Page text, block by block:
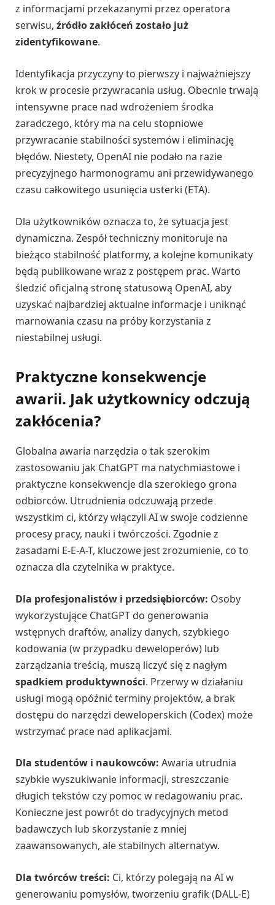
z informacjami przekazanymi przez operatora
serwisu, źródło zakłóceń zostało już
zidentyfikowane.
Identyfikacja przyczyny to pierwszy i najważniejszy
krok w procesie przywracania usług. Obecnie trwają
intensywne prace nad wdrożeniem środka
zaradczego, który ma na celu stopniowe
przywracanie stabilności systemów i eliminację
błędów. Niestety, OpenAI nie podało na razie
precyzyjnego harmonogramu ani przewidywanego
czasu całkowitego usunięcia usterki (ETA).
Dla użytkowników oznacza to, że sytuacja jest
dynamiczna. Zespół techniczny monitoruje na
bieżąco stabilność platformy, a kolejne komunikaty
będą publikowane wraz z postępem prac. Warto
śledzić oficjalną stronę statusową OpenAI, aby
uzyskać najbardziej aktualne informacje i uniknąć
marnowania czasu na próby korzystania z
niestabilnej usługi.
Praktyczne konsekwencje
awarii. Jak użytkownicy odczują
zakłócenia?
Globalna awaria narzędzia o tak szerokim
zastosowaniu jak ChatGPT ma natychmiastowe i
praktyczne konsekwencje dla szerokiego grona
odbiorców. Utrudnienia odczuwają przede
wszystkim ci, którzy włączyli AI w swoje codzienne
procesy pracy, nauki i twórczości. Zgodnie z
zasadami E-E-A-T, kluczowe jest zrozumienie, co to
oznacza dla czytelnika w praktyce.
Dla profesjonalistów i przedsiębiorców: Osoby
wykorzystujące ChatGPT do generowania
wstępnych draftów, analizy danych, szybkiego
kodowania (w przypadku deweloperów) lub
zarządzania treścią, muszą liczyć się z nagłym
spadkiem produktywności. Przerwy w działaniu
usługi mogą opóźnić terminy projektów, a brak
dostępu do narzędzi deweloperskich (Codex) może
wstrzymać prace nad aplikacjami.
Dla studentów i naukowców: Awaria utrudnia
szybkie wyszukiwanie informacji, streszczanie
długich tekstów czy pomoc w redagowaniu prac.
Konieczne jest powrót do tradycyjnych metod
badawczych lub skorzystanie z mniej
zaawansowanych, ale stabilnych alternatyw.
Dla twórców treści: Ci, którzy polegają na AI w
generowaniu pomysłów, tworzeniu grafik (DALL-E)